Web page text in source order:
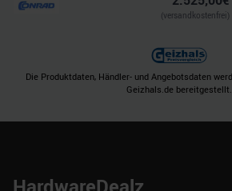
(versandkostenfrei)
Die Produktdaten, Händler- und Angebotsdaten
Geizhals.de bereitgestellt.